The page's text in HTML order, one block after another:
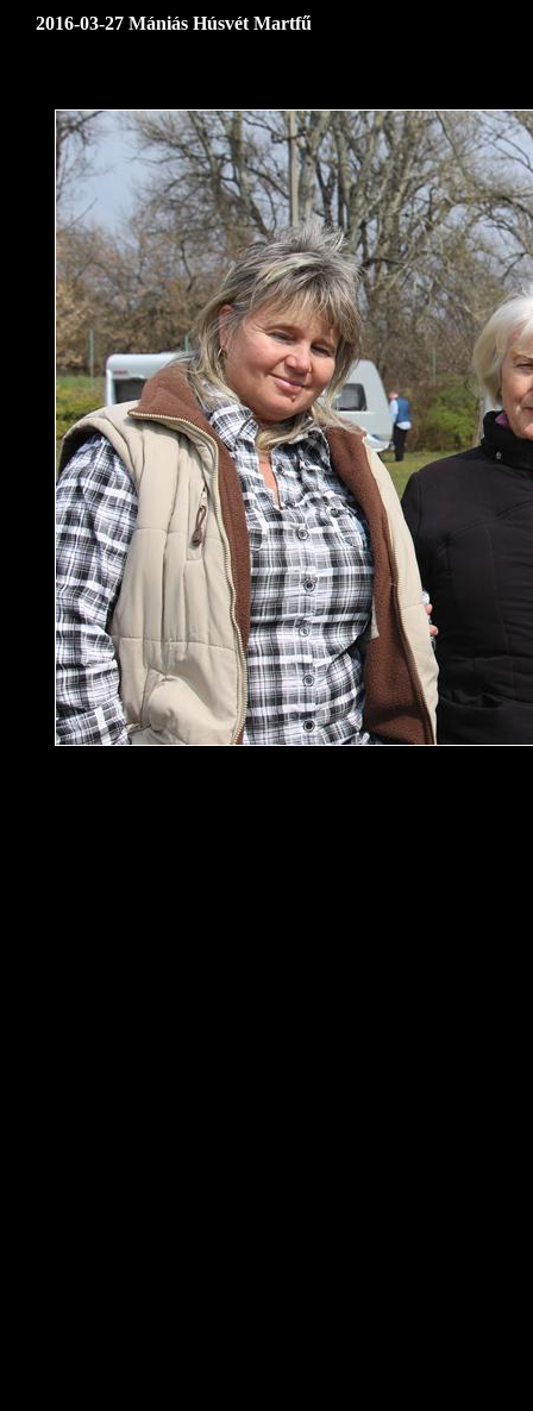
2016-03-27 Mániás Húsvét Martfű